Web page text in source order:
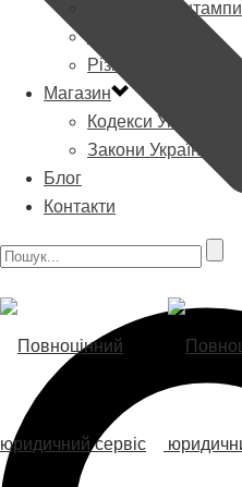
Печатки та штампи
Художні вироби
Різне
Магазин
Кодекси України
Закони України
Блог
Контакти